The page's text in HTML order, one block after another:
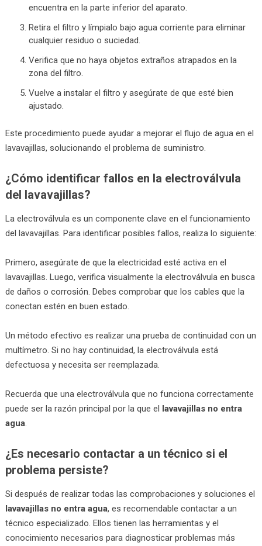
encuentra en la parte inferior del aparato.
Retira el filtro y límpialo bajo agua corriente para eliminar
cualquier residuo o suciedad.
Verifica que no haya objetos extraños atrapados en la
zona del filtro.
Vuelve a instalar el filtro y asegúrate de que esté bien
ajustado.
Este procedimiento puede ayudar a mejorar el flujo de agua en el
lavavajillas, solucionando el problema de suministro.
¿Cómo identificar fallos en la electroválvula
del lavavajillas?
La electroválvula es un componente clave en el funcionamiento
del lavavajillas. Para identificar posibles fallos, realiza lo siguiente:
Primero, asegúrate de que la electricidad esté activa en el
lavavajillas. Luego, verifica visualmente la electroválvula en busca
de daños o corrosión. Debes comprobar que los cables que la
conectan estén en buen estado.
Un método efectivo es realizar una prueba de continuidad con un
multímetro. Si no hay continuidad, la electroválvula está
defectuosa y necesita ser reemplazada.
Recuerda que una electroválvula que no funciona correctamente
puede ser la razón principal por la que el lavavajillas no entra
agua.
¿Es necesario contactar a un técnico si el
problema persiste?
Si después de realizar todas las comprobaciones y soluciones el
lavavajillas no entra agua, es recomendable contactar a un
técnico especializado. Ellos tienen las herramientas y el
conocimiento necesarios para diagnosticar problemas más